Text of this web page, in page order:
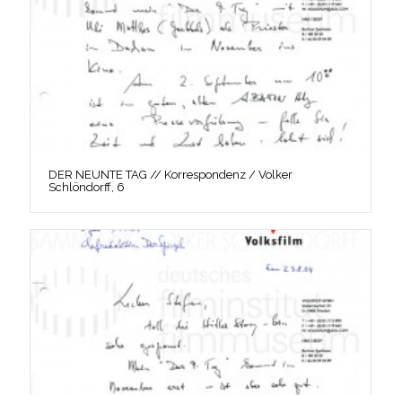
DER NEUNTE TAG // Korrespondenz / Volker
Schlöndorff, 6